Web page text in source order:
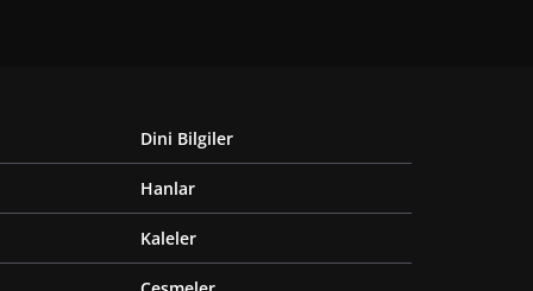
Dini Bilgiler
Hanlar
Kaleler